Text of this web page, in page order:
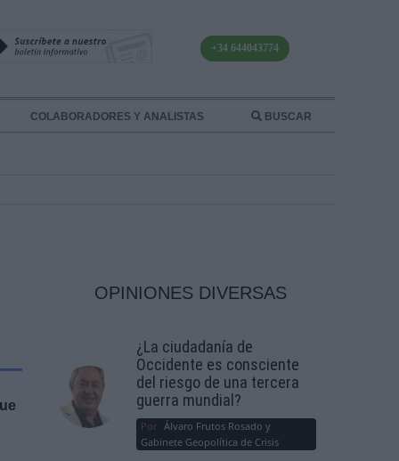
+34 644043774
COLABORADORES Y ANALISTAS BUSCAR
OPINIONES DIVERSAS
¿La ciudadanía de
Occidente es consciente
del riesgo de una tercera
guerra mundial?
Por Álvaro Frutos Rosado y
Gabinete Geopolítica de Crisis